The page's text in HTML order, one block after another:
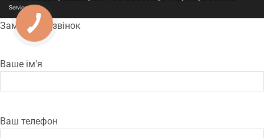
Serviceapply.
Замовити дзвінок
Ваше ім'я
Ваш телефон
КНОПКА
ЗВ'ЯЗКУ